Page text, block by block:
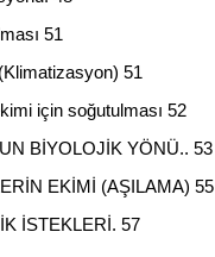
51
51
için soğutulması 52
BİYOLOJİK YÖNÜ.. 53
EKİMİ (AŞILAMA) 55
İSTEKLERİ. 57